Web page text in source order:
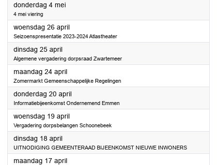
donderdag 4 mei2023
4 mei viering
woensdag 26 april2023
Seizoenspresentatie 2023-2024 Atlastheater
dinsdag 25 april2023
Algemene vergadering dorpsraad Zwartemeer
maandag 24 april2023
Zomermarkt Gemeenschappelijke Regelingen
donderdag 20 april2023
Informatiebijeenkomst Ondernemend Emmen
woensdag 19 april2023
Vergadering dorpsbelangen Schoonebeek
dinsdag 18 april2023
UITNODIGING GEMEENTERAAD BIJEENKOMST NIEUWE INWONERS
maandag 17 april2023